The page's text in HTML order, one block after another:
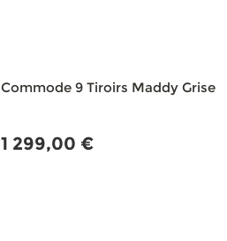
Commode 9 Tiroirs Maddy Grise
1 299,00 €